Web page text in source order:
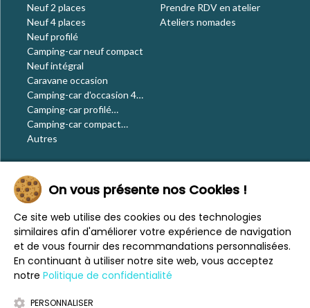
Neuf 2 places
Neuf 4 places
Neuf profilé
Camping-car neuf compact
Neuf intégral
Caravane occasion
Camping-car d'occasion 4
places
Camping-car profilé
occasion
Camping-car compact
occasion
Autres
Prendre RDV en atelier
Ateliers nomades
Le blog
Actualités
Évènements
Nos conseils
Vos voyages
CaraMaps
Espace presse
On vous présente nos Cookies !
Ce site web utilise des cookies ou des technologies
similaires afin d'améliorer votre expérience de navigation
et de vous fournir des recommandations personnalisées.
En continuant à utiliser notre site web, vous acceptez
notre Politique de confidentialité
PERSONNALISER